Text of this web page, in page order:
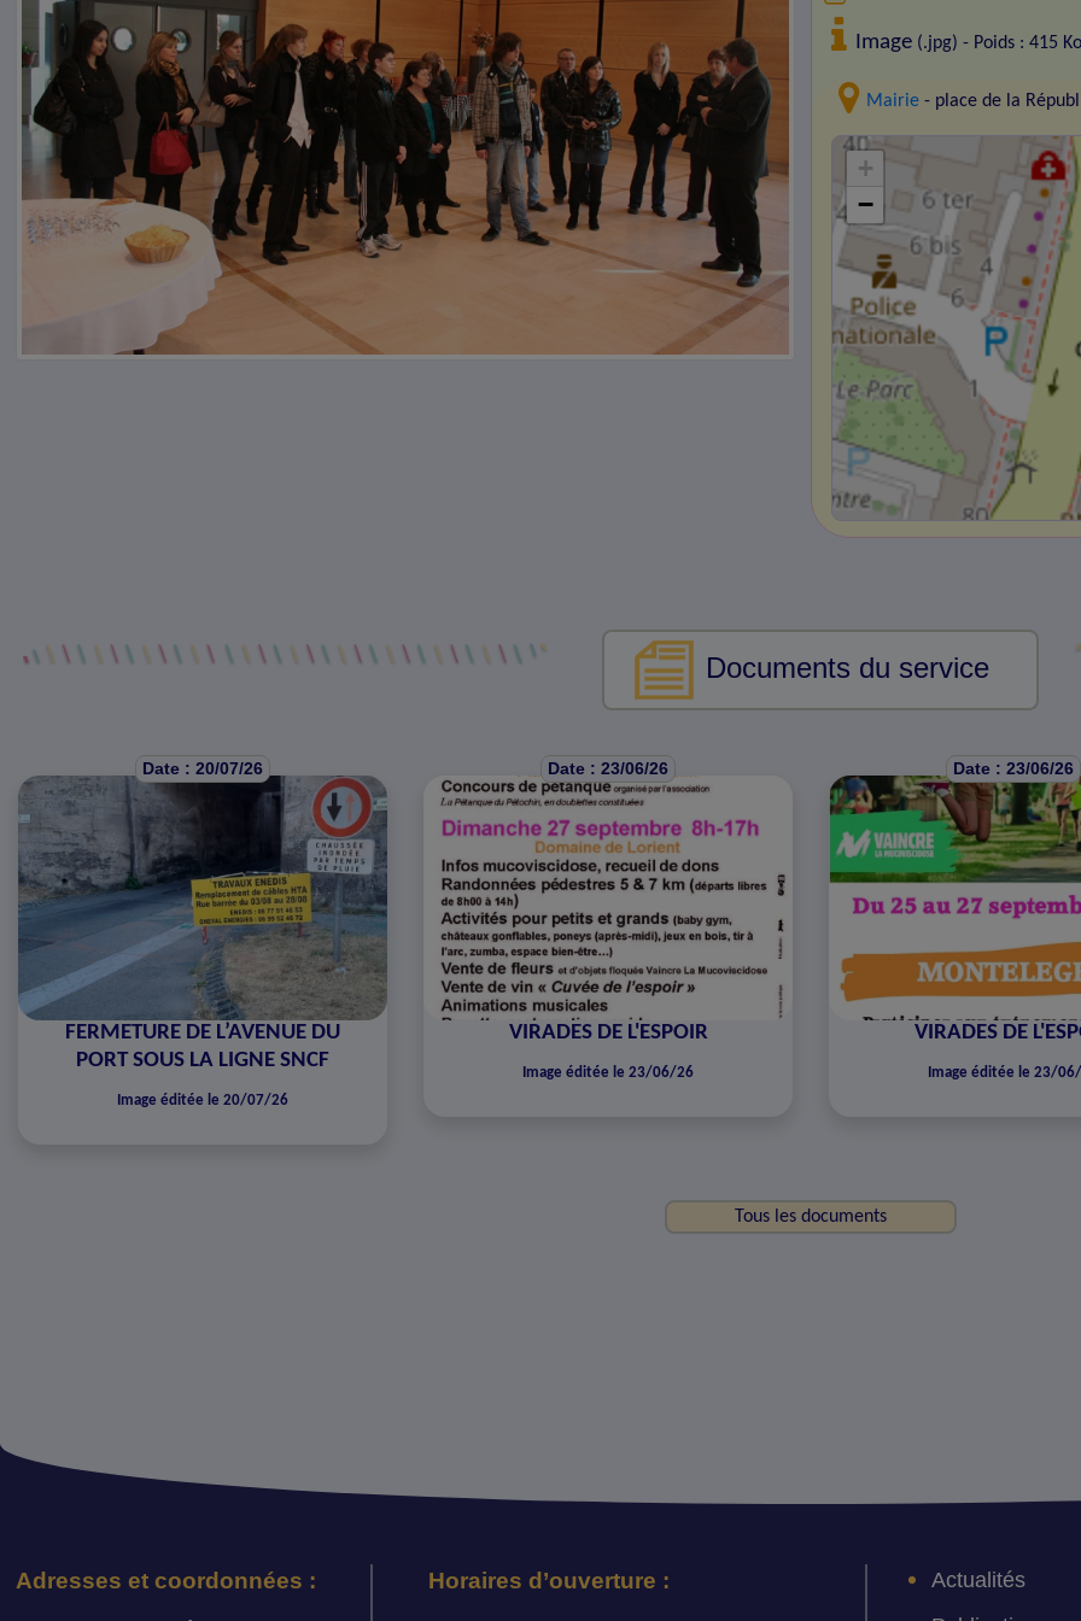
Image (.jpg) - Poids : 415
Mairie - place de la
+
−
Documents du service
Date : 20/07/26
FERMETURE DE L’AVENUE DU
PORT SOUS LA LIGNE SNCF
Image éditée le 20/07/26
Date : 23/06/26
VIRADES DE L'ESPOIR
Image éditée le 23/06/26
Date : 23/06/26
VIRADES DE
Image éditée le 23/
Tous les documents
Adresses et coordonnées : Horaires d’ouverture :
Actualités